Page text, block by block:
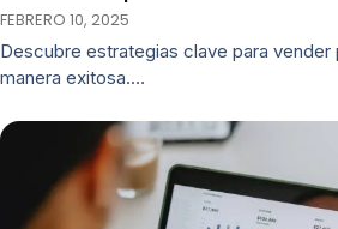
FEBRERO 10, 2025
Descubre estrategias clave para vender
manera exitosa.…